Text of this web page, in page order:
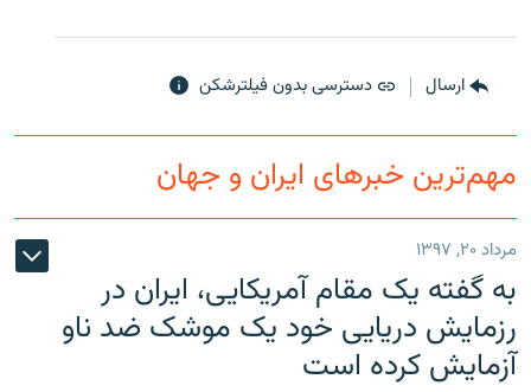
ارسال دسترسی بدون فیلترشکن
مهم‌ترین خبرهای ایران و جهان
مرداد ۲۰, ۱۳۹۷
به گفته یک مقام آمریکایی، ایران در
رزمایش دریایی خود یک موشک ضد ناو
آزمایش کرده است